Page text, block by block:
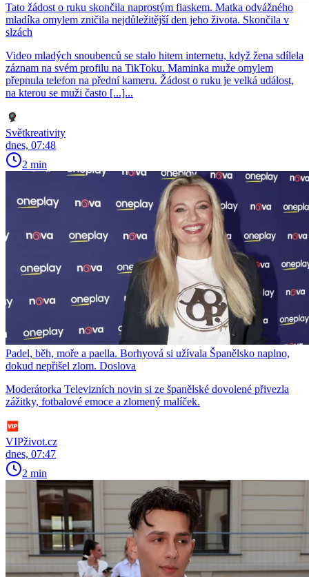
Tato žádost o ruku skončila naprostým fiaskem. Matka odvážného
mladíka omylem zničila nejdůležitější den jeho života. Skončila v
slzách
Video mladých snoubenců se stalo hitem internetu, když žena sdílela
záznam na svém profilu na TikToku. Maminka muže omylem
přepnula telefon na přední kameru. Žádost o ruku je velká událost,
na kterou se muži často [...]...
Světkreativity
dnes, 07:48
2 min
Padel, běh, moře a paella. Borhyová si užívala Španělsko naplno,
dokud nepřišel zlom. Doslova
Moderátorka Televizních novin si ze španělské dovolené přivezla
zážitky, fotbalové emoce a zlomený malíček.
VIPživot.cz
dnes, 07:47
2 min